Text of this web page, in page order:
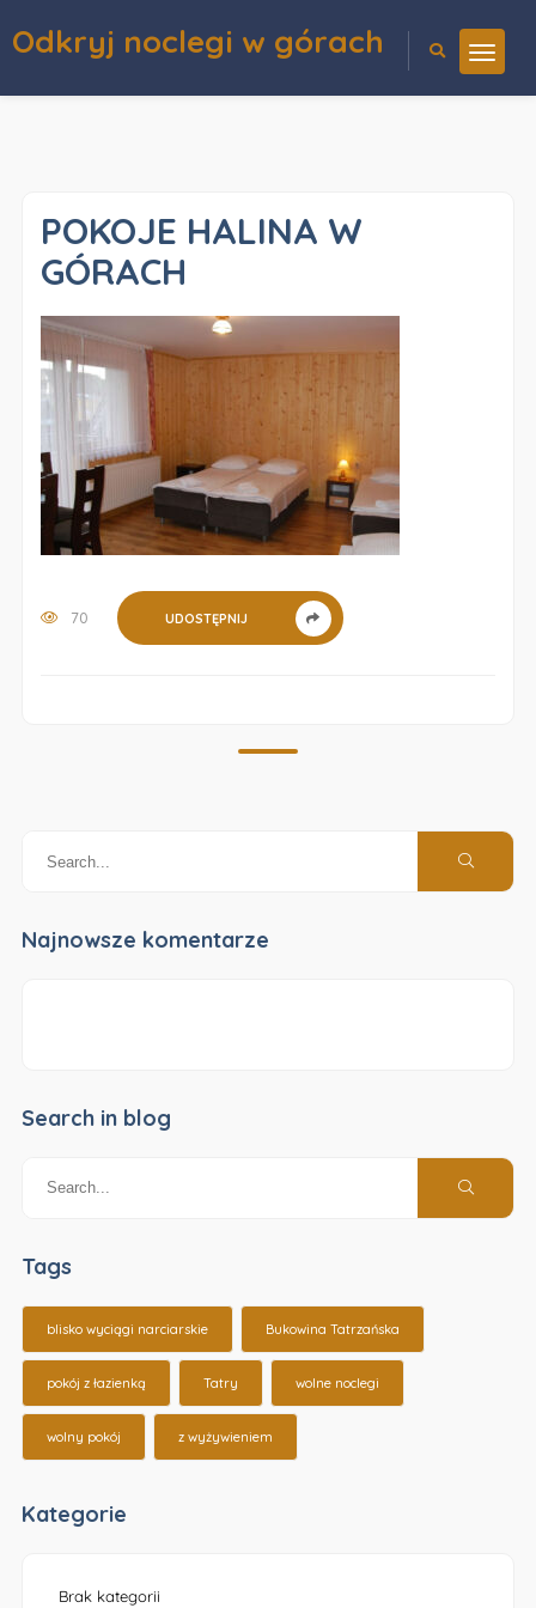
Odkryj noclegi w górach
POKOJE HALINA W
GÓRACH
70 UDOSTĘPNIJ
Najnowsze komentarze
Search in blog
Tags
blisko wyciągi narciarskie Bukowina Tatrzańska
pokój z łazienką Tatry wolne noclegi
wolny pokój z wyżywieniem
Kategorie
Brak kategorii